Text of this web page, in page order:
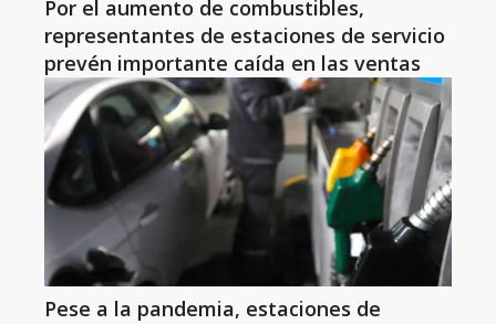
Por el aumento de combustibles,
representantes de estaciones de servicio
prevén importante caída en las ventas
Pese a la pandemia, estaciones de